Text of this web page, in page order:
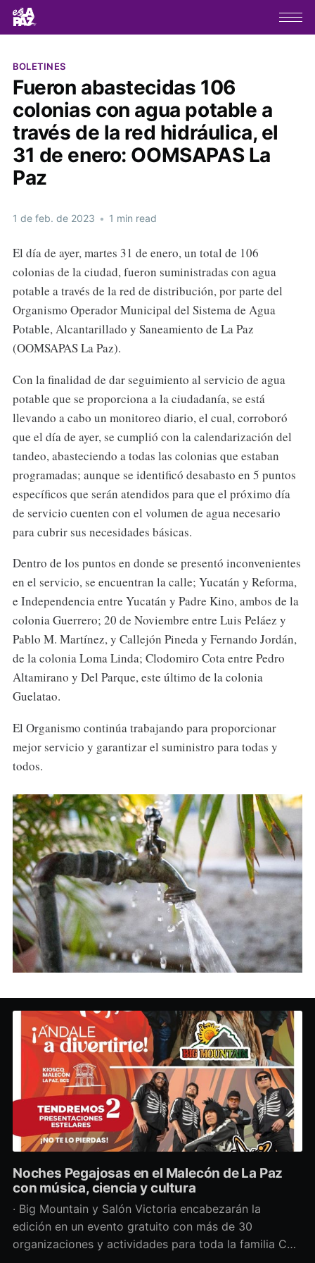
BOLETINES
Fueron abastecidas 106
colonias con agua potable a
través de la red hidráulica, el
31 de enero: OOMSAPAS La
Paz
1 de feb. de 2023 • 1 min read
El día de ayer, martes 31 de enero, un total de 106
colonias de la ciudad, fueron suministradas con agua
potable a través de la red de distribución, por parte del
Organismo Operador Municipal del Sistema de Agua
Potable, Alcantarillado y Saneamiento de La Paz
(OOMSAPAS La Paz).
Con la finalidad de dar seguimiento al servicio de agua
potable que se proporciona a la ciudadanía, se está
llevando a cabo un monitoreo diario, el cual, corroboró
que el día de ayer, se cumplió con la calendarización del
tandeo, abasteciendo a todas las colonias que estaban
programadas; aunque se identificó desabasto en 5 puntos
específicos que serán atendidos para que el próximo día
de servicio cuenten con el volumen de agua necesario
para cubrir sus necesidades básicas.
Dentro de los puntos en donde se presentó inconvenientes
en el servicio, se encuentran la calle; Yucatán y Reforma,
e Independencia entre Yucatán y Padre Kino, ambos de la
colonia Guerrero; 20 de Noviembre entre Luis Peláez y
Pablo M. Martínez, y Callejón Pineda y Fernando Jordán,
de la colonia Loma Linda; Clodomiro Cota entre Pedro
Altamirano y Del Parque, este último de la colonia
Guelatao.
El Organismo continúa trabajando para proporcionar
mejor servicio y garantizar el suministro para todas y
todos.
Noches Pegajosas en el Malecón de La Paz
con música, ciencia y cultura
· Big Mountain y Salón Victoria encabezarán la
edición en un evento gratuito con más de 30
organizaciones y actividades para toda la familia Con